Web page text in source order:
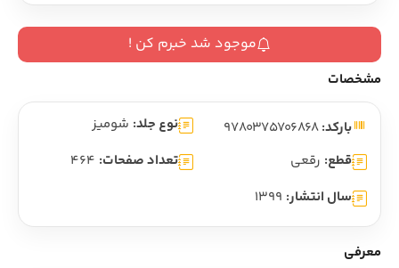
موجود شد خبرم کن !
مشخصات
بارکد:9780375706868 نوع جلد: شومیز
قطع: رقعی تعداد صفحات: 464
سال انتشار: 1399
معرفی